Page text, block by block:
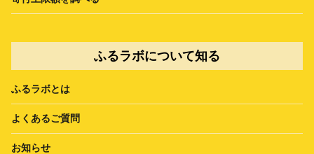
ふるラボについて知る
ふるラボとは
よくあるご質問
お知らせ